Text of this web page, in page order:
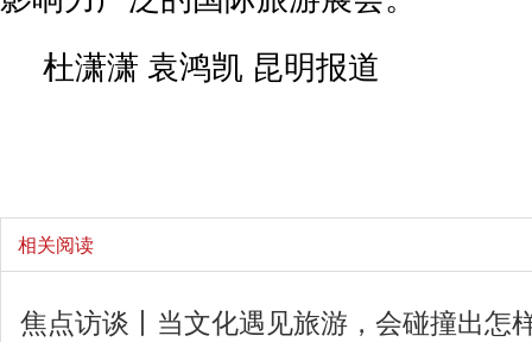
杜潇潇 袁鸿凯 昆明报道
相关阅读
焦点访谈丨当文化遇见旅游，会碰撞出怎